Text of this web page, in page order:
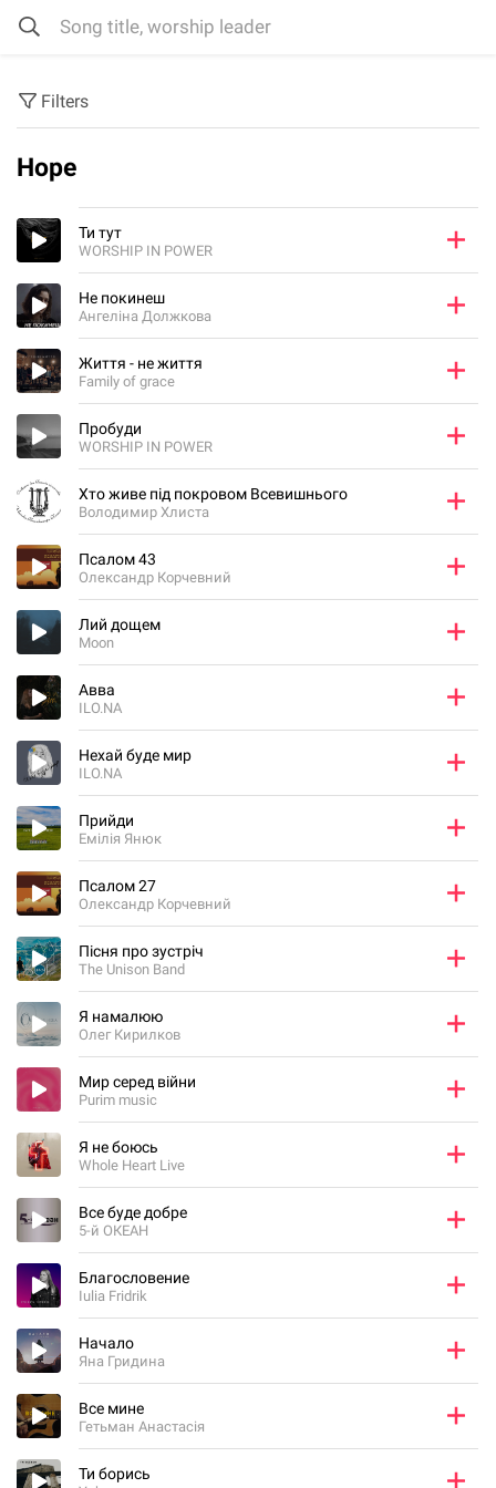
Filters
Hope
Ти тут
WORSHIP IN POWER
Не покинеш
Ангелiна Должкова
Життя - не життя
Family of grace
Пробуди
WORSHIP IN POWER
Хто живе під покровом Всевишнього
Володимир Хлиста
Псалом 43
Олександр Корчевний
Лий дощем
Moon
Авва
ILO.NA
Нехай буде мир
ILO.NA
Прийди
Емілія Янюк
Псалом 27
Олександр Корчевний
Пісня про зустріч
The Unison Band
Я намалюю
Олег Кирилков
Мир серед війни
Purim music
Я не боюсь
Whole Heart Live
Все буде добре
5-й ОКЕАН
Благословение
Iulia Fridrik
Начало
Яна Гридина
Все мине
Гетьман Анастасія
Ти борись